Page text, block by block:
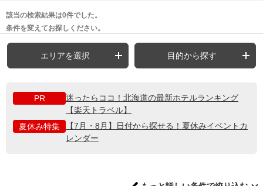
該当の検索結果は0件でした。
条件を変えてお探しください。
エリアを選択 目的から探す
PR
迷ったらココ！北海道の最新ホテルランキング
【楽天トラベル】
夏休み特集
【7月・8月】日付から探せる！夏休みイベントカ
レンダー